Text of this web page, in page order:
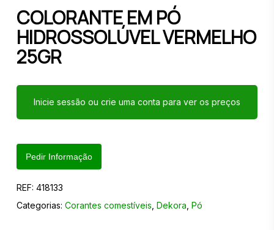
COLORANTE EM PÓ
HIDROSSOLÚVEL VERMELHO
25GR
Inicie sessão ou crie uma conta para ver os preços
Pedir Informação
REF: 418133
Categorias: Corantes comestíveis Dekora Pó